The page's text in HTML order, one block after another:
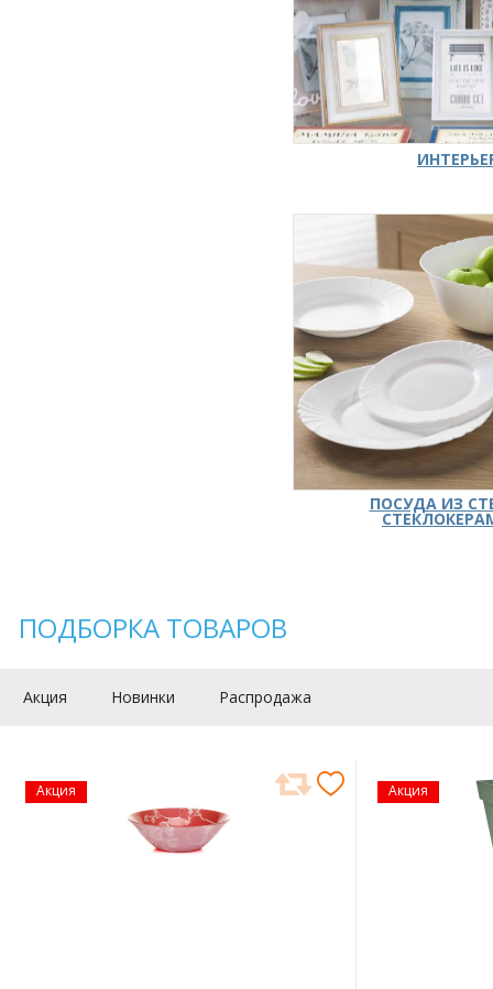
ПОСУДА ИЗ
ПОДБОРКА ТОВАРОВ
Акция Новинки Распродажа
Акция Акция